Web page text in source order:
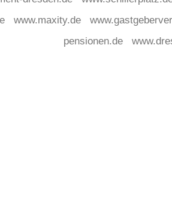
www.maxity.de
pensionen.de